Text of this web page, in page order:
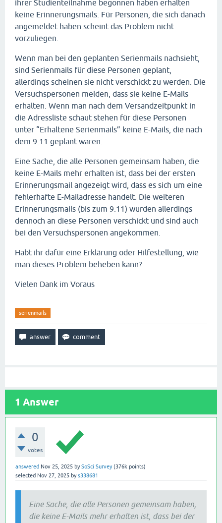
ihrer Studienteilnahme begonnen haben erhalten
keine Erinnerungsmails. Für Personen, die sich danach
angemeldet haben scheint das Problem nicht
vorzuliegen.
Wenn man bei den geplanten Serienmails nachsieht,
sind Serienmails für diese Personen geplant,
allerdings scheinen sie nicht verschickt zu werden. Die
Versuchspersonen melden, dass sie keine E-Mails
erhalten. Wenn man nach dem Versandzeitpunkt in
die Adressliste schaut stehen für diese Personen
unter “Erhaltene Serienmails” keine E-Mails, die nach
dem 9.11 geplant waren.
Eine Sache, die alle Personen gemeinsam haben, die
keine E-Mails mehr erhalten ist, dass bei der ersten
Erinnerungsmail angezeigt wird, dass es sich um eine
fehlerhafte E-Mailadresse handelt. Die weiteren
Erinnerungsmails (bis zum 9.11) wurden allerdings
dennoch an diese Personen verschickt und sind auch
bei den Versuchspersonen angekommen.
Habt ihr dafür eine Erklärung oder Hilfestellung, wie
man dieses Problem beheben kann?
Vielen Dank im Voraus
serienmails
1 Answer
0
votes
answered Nov 25, 2025 bySoSci Survey (376k points)
selected Nov 27, 2025 bys338681
Eine Sache, die alle Personen gemeinsam haben,
die keine E-Mails mehr erhalten ist, dass bei der